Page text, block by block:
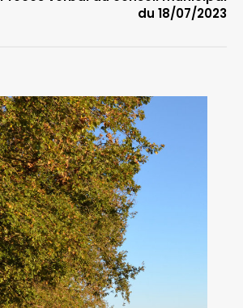
du 18/07/2023